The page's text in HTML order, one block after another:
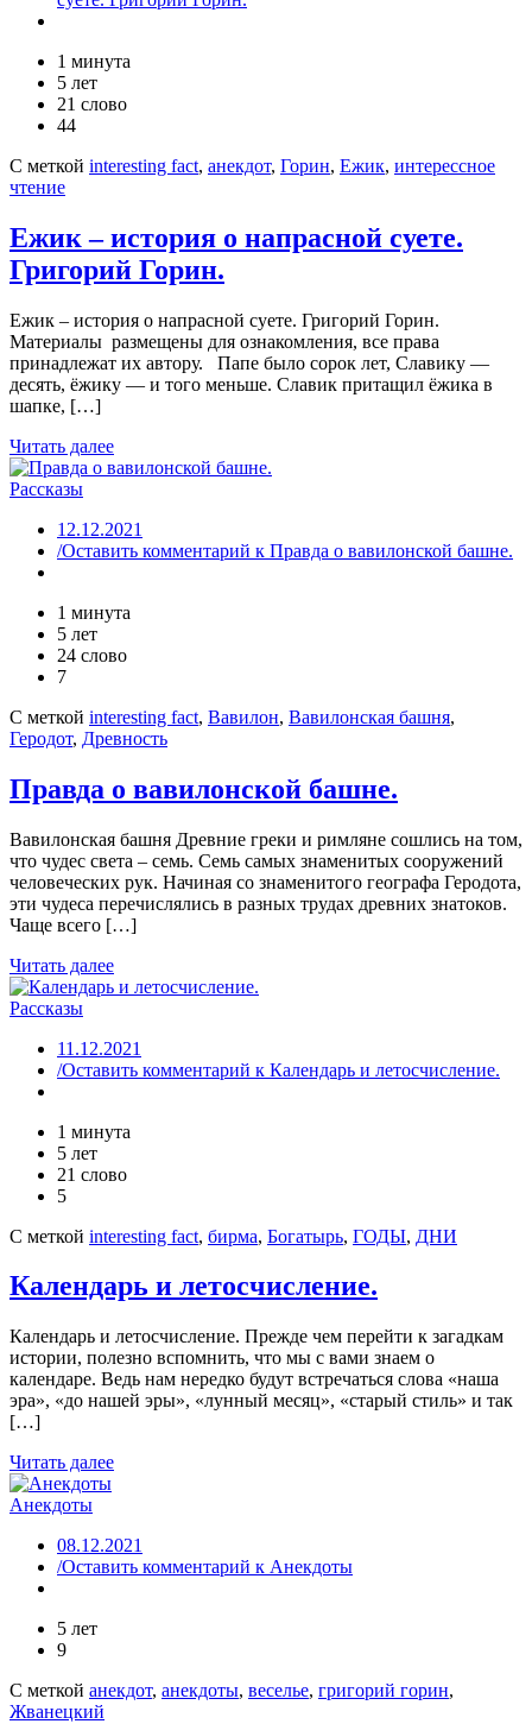
1 минута
5 лет
21 слово
44
С меткой interesting fact, анекдот, Горин, Ежик, интерессное
чтение
Ежик – история о напрасной суете.
Григорий Горин.
Ежик – история о напрасной суете. Григорий Горин.
Материалы размещены для ознакомления, все права
принадлежат их автору. Папе было сорок лeт, Славику —
десять, ёжику — и того меньше. Славик притащил ёжика в
шапкe, […]
Читать далее
Рассказы
12.12.2021
/Оставить комментарий к Правда о вавилонской башне.
1 минута
5 лет
24 слово
7
С меткой interesting fact, Вавилон, Вавилонская башня,
Геродот, Древность
Правда о вавилонской башне.
Вавилонская башня Древние греки и римляне сошлись на том,
что чудес света – семь. Семь самых знаменитых сооружений
человеческих рук. Начиная со знаменитого географа Геродота,
эти чудеса перечислялись в разных трудах древних знатоков.
Чаще всего […]
Читать далее
Рассказы
11.12.2021
/Оставить комментарий к Календарь и летосчисление.
1 минута
5 лет
21 слово
5
С меткой interesting fact, бирма, Богатырь, ГОДЫ, ДНИ
Календарь и летосчисление.
Календарь и летосчисление. Прежде чем перейти к загадкам
истории, полезно вспомнить, что мы с вами знаем о
календаре. Ведь нам нередко будут встречаться слова «наша
эра», «до нашей эры», «лунный месяц», «старый стиль» и так
[…]
Читать далее
Анекдоты
08.12.2021
/Оставить комментарий к Анекдоты
5 лет
9
С меткой анекдот, анекдоты, веселье, григорий горин,
Жванецкий